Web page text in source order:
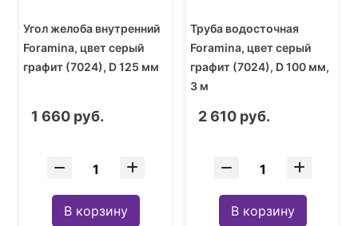
Угол желоба внутренний
Foramina, цвет серый
графит (7024), D 125 мм
1 660 руб.
В корзину
Труба водосточная
Foramina, цвет серый
графит (7024), D 100 мм,
3 м
2 610 руб.
В корзину